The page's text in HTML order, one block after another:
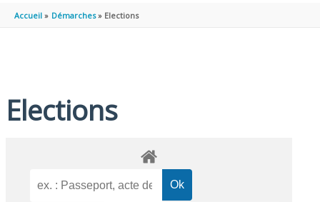
Accueil Démarches Elections
Elections